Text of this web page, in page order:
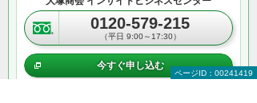
0120-579-215
（平日 9:00～17:30）
今すぐ申し込む
ページID：00241419